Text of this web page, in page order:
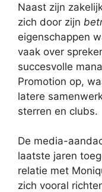
Naast zijn
zich door zijn
eigenschappen
vaak over
succesvolle
Promotion op,
latere
sterren en clubs.
De media-
laatste jaren
relatie met
zich vooral